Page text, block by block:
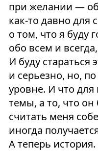
при желании —
как-то давно для
о том, что я буду
обо всем и
И буду стараться
и серьезно, но,
уровне. И что для
темы, а то, что
считать меня
иногда
А теперь история.